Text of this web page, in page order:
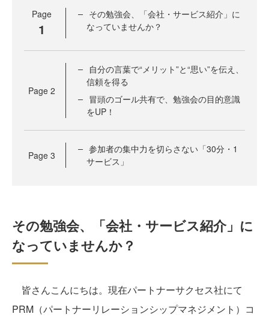
Page
1
その勉強会、「会社・サービス紹介」に
なっていませんか？
Page 2
自分の言葉で“メリット”と“思い”を伝え、
信頼を得る
冒頭のゴール共有で、勉強会の目的意識
をUP！
Page 3
参加者の集中力を切らさない「30分・1
サービス」
その勉強会、「会社・サービス紹介」に
なっていませんか？
皆さんこんにちは。現在パートナーサクセス社にて
PRM（パートナーリレーションシップマネジメント）コ